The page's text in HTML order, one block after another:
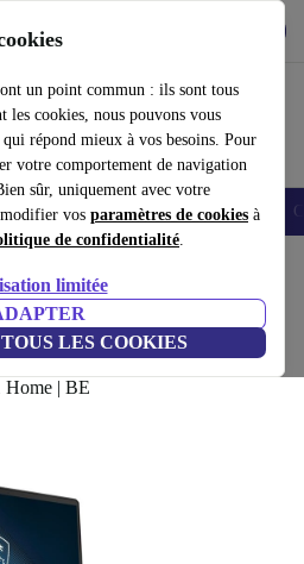
un point commun : ils sont tous
les cookies, nous pouvons vous
répond mieux à vos besoins. Pour
votre comportement de navigation
sûr, uniquement avec votre
modifier vos paramètres de cookies à
de confidentialité.
limitée
LES COOKIES
facilement
Montres connectées Accessoires
12UH | i9-12900H |
Home | BE